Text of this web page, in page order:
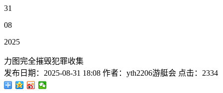
31
08
2025
力图完全摧毁犯罪收集
发布日期： 2025-08-31 18:08 作者： yth2206游艇会 点击： 2334